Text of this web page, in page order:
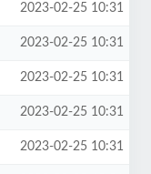
2023-02-25 10:31
2023-02-25 10:31
2023-02-25 10:31
2023-02-25 10:31
2023-02-25 10:31